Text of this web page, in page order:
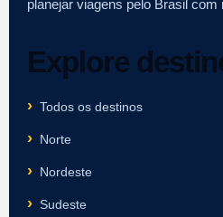
planejar viagens pelo Brasil com
Explore
Todos os destinos
Norte
Nordeste
Sudeste